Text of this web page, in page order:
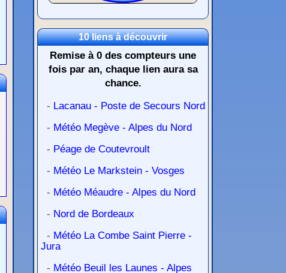
10 liens à découvrir
Remise à 0 des compteurs une
fois par an, chaque lien aura sa
chance.
- Lacanau - Poste de Secours Nord
- Météo Megève - Alpes du Nord
- Péage de Coutevroult
- Météo Le Markstein - Vosges
- Météo Méaudre - Alpes du Nord
- Nord de Bordeaux
- Météo La Combe Saint Pierre -
Jura
- Météo Beuil les Launes - Alpes